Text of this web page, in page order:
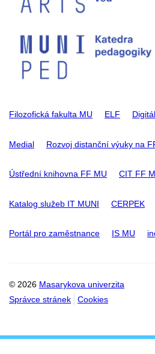
Filozofická fakulta MU ELF
Medial Rozvoj distanční výuky na
Ústřední knihovna FF MU CIT FF
Katalog služeb IT MUNI CERPEK
Portál pro zaměstnance IS MU
© 2026 Masarykova univerzita
Správce stránek
Cookies